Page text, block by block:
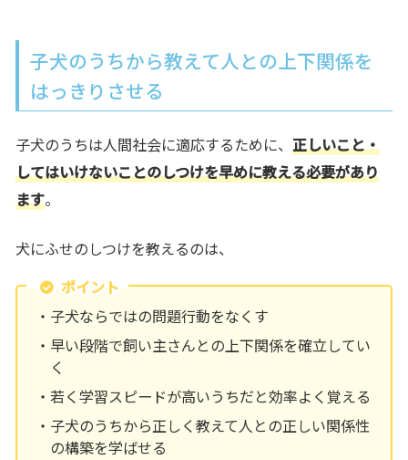
子犬のうちから教えて人との上下関係を
はっきりさせる
子犬のうちは人間社会に適応するために、正しいこと・
してはいけないことのしつけを早めに教える必要があり
ます。
犬にふせのしつけを教えるのは、
ポイント
子犬ならではの問題行動をなくす
早い段階で飼い主さんとの上下関係を確立してい
く
若く学習スピードが高いうちだと効率よく覚える
子犬のうちから正しく教えて人との正しい関係性
の構築を学ばせる